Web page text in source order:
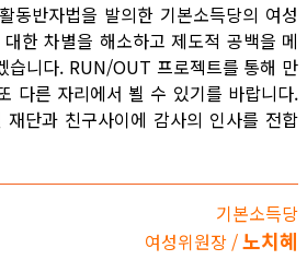
동반자법을 발의한 기본소득당의 여성
한 차별을 해소하고 제도적 공백을 메
습니다. RUN/OUT 프로젝트를 통해 만
다른 자리에서 뵐 수 있기를 바랍니다.
재단과 친구사이에 감사의 인사를 전합
기본소득당
여성위원장 /노치혜